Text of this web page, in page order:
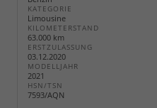
KATEGORIE
Limousine
KILOMETERSTAND
63.000 km
ERSTZULASSUNG
03.12.2020
MODELLJAHR
2021
HSN/TSN
7593/AQN